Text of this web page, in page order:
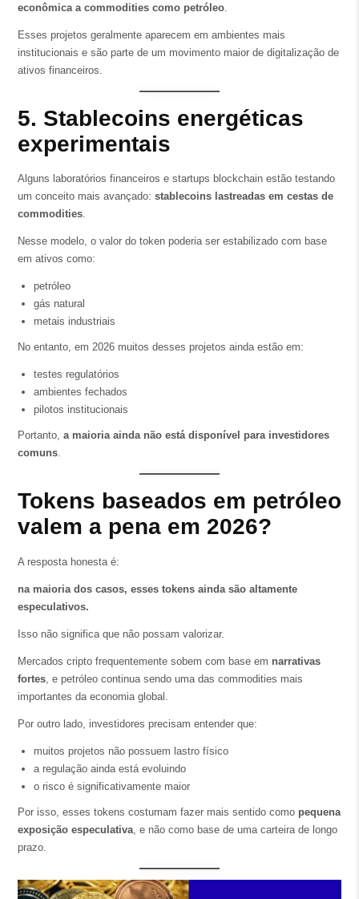
econômica a commodities como petróleo.
Esses projetos geralmente aparecem em ambientes mais
institucionais e são parte de um movimento maior de digitalização de
ativos financeiros.
5. Stablecoins energéticas
experimentais
Alguns laboratórios financeiros e startups blockchain estão testando
um conceito mais avançado: stablecoins lastreadas em cestas de
commodities.
Nesse modelo, o valor do token poderia ser estabilizado com base
em ativos como:
petróleo
gás natural
metais industriais
No entanto, em 2026 muitos desses projetos ainda estão em:
testes regulatórios
ambientes fechados
pilotos institucionais
Portanto, a maioria ainda não está disponível para investidores
comuns.
Tokens baseados em petróleo
valem a pena em 2026?
A resposta honesta é:
na maioria dos casos, esses tokens ainda são altamente
especulativos.
Isso não significa que não possam valorizar.
Mercados cripto frequentemente sobem com base em narrativas
fortes, e petróleo continua sendo uma das commodities mais
importantes da economia global.
Por outro lado, investidores precisam entender que:
muitos projetos não possuem lastro físico
a regulação ainda está evoluindo
o risco é significativamente maior
Por isso, esses tokens costumam fazer mais sentido como pequena
exposição especulativa, e não como base de uma carteira de longo
prazo.